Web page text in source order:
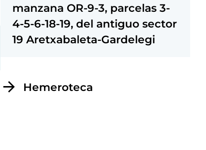
manzana OR-9-3, parcelas 3-
4-5-6-18-19, del antiguo sector
19 Aretxabaleta-Gardelegi
Hemeroteca